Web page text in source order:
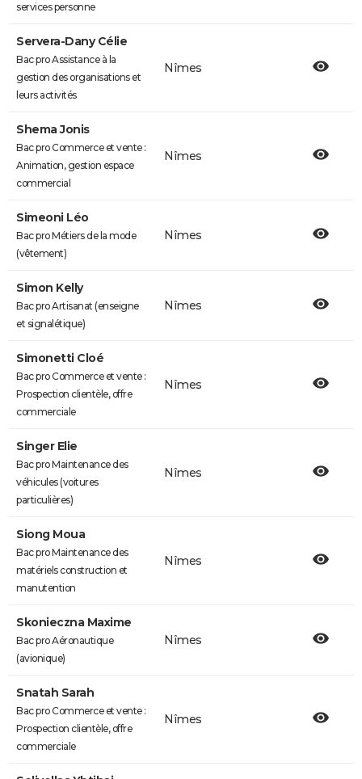
services personne
Servera-Dany Célie
Bac pro Assistance à la
gestion des organisations et
leurs activités
Nîmes
Shema Jonis
Bac pro Commerce et vente :
Animation, gestion espace
commercial
Nîmes
Simeoni Léo
Bac pro Métiers de la mode
(vêtement)
Nîmes
Simon Kelly
Bac pro Artisanat (enseigne
et signalétique)
Nîmes
Simonetti Cloé
Bac pro Commerce et vente :
Prospection clientèle, offre
commerciale
Nîmes
Singer Elie
Bac pro Maintenance des
véhicules (voitures
particulières)
Nîmes
Siong Moua
Bac pro Maintenance des
matériels construction et
manutention
Nîmes
Skonieczna Maxime
Bac pro Aéronautique
(avionique)
Nîmes
Snatah Sarah
Bac pro Commerce et vente :
Prospection clientèle, offre
commerciale
Nîmes